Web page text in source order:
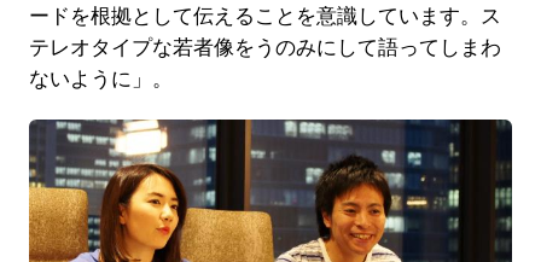
ードを根拠として伝えることを意識しています。ス
テレオタイプな若者像をうのみにして語ってしまわ
ないように」。